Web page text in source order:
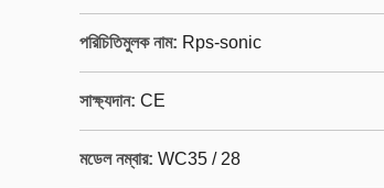
পরিচিতিমুলক নাম: Rps-sonic
সাক্ষ্যদান: CE
মডেল নম্বার: WC35 / 28